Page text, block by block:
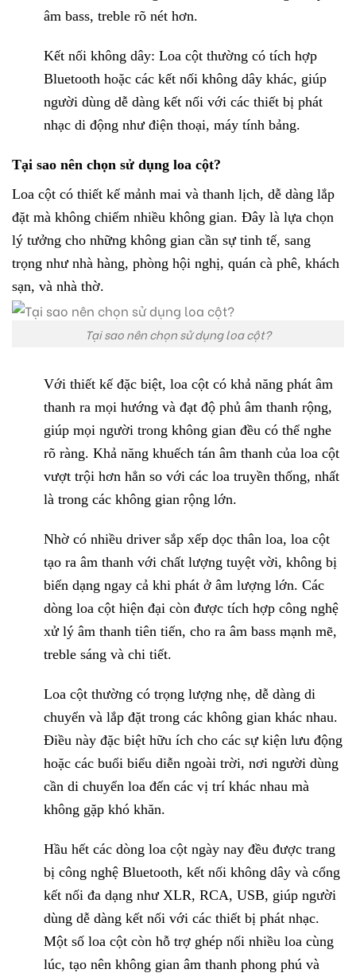
âm bass, treble rõ nét hơn.
Kết nối không dây: Loa cột thường có tích hợp
Bluetooth hoặc các kết nối không dây khác, giúp
người dùng dễ dàng kết nối với các thiết bị phát
nhạc di động như điện thoại, máy tính bảng.
Tại sao nên chọn sử dụng loa cột?
Loa cột có thiết kế mảnh mai và thanh lịch, dễ dàng lắp
đặt mà không chiếm nhiều không gian. Đây là lựa chọn
lý tưởng cho những không gian cần sự tinh tế, sang
trọng như nhà hàng, phòng hội nghị, quán cà phê, khách
sạn, và nhà thờ.
Tại sao nên chọn sử dụng loa cột?
Với thiết kế đặc biệt, loa cột có khả năng phát âm
thanh ra mọi hướng và đạt độ phủ âm thanh rộng,
giúp mọi người trong không gian đều có thể nghe
rõ ràng. Khả năng khuếch tán âm thanh của loa cột
vượt trội hơn hẳn so với các loa truyền thống, nhất
là trong các không gian rộng lớn.
Nhờ có nhiều driver sắp xếp dọc thân loa, loa cột
tạo ra âm thanh với chất lượng tuyệt vời, không bị
biến dạng ngay cả khi phát ở âm lượng lớn. Các
dòng loa cột hiện đại còn được tích hợp công nghệ
xử lý âm thanh tiên tiến, cho ra âm bass mạnh mẽ,
treble sáng và chi tiết.
Loa cột thường có trọng lượng nhẹ, dễ dàng di
chuyển và lắp đặt trong các không gian khác nhau.
Điều này đặc biệt hữu ích cho các sự kiện lưu động
hoặc các buổi biểu diễn ngoài trời, nơi người dùng
cần di chuyển loa đến các vị trí khác nhau mà
không gặp khó khăn.
Hầu hết các dòng loa cột ngày nay đều được trang
bị công nghệ Bluetooth, kết nối không dây và cổng
kết nối đa dạng như XLR, RCA, USB, giúp người
dùng dễ dàng kết nối với các thiết bị phát nhạc.
Một số loa cột còn hỗ trợ ghép nối nhiều loa cùng
lúc, tạo nên không gian âm thanh phong phú và